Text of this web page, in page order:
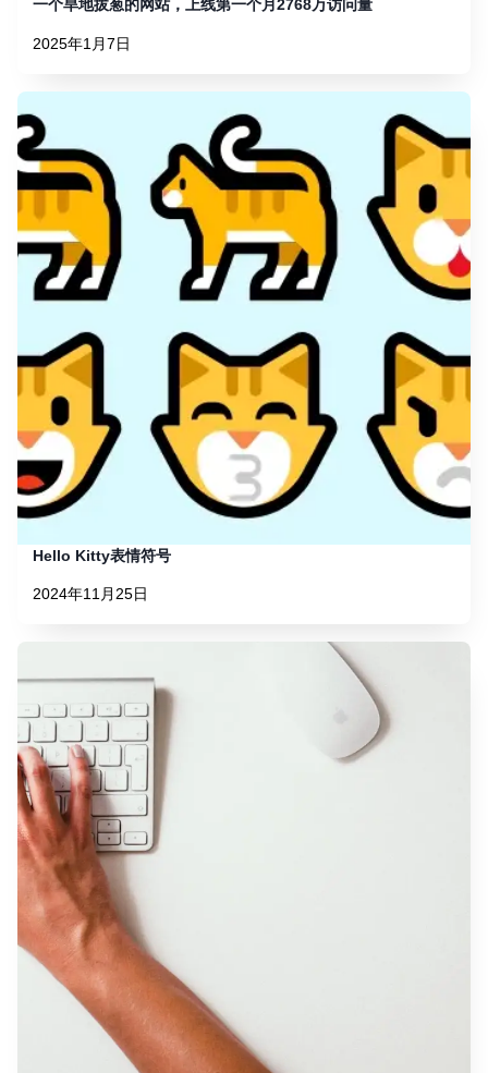
一个旱地拔葱的网站，上线第一个月2768万访问量
2025年1月7日
Hello Kitty表情符号
2024年11月25日